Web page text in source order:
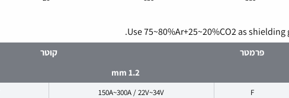
Use 75~80%Ar+25~20%CO2 as shielding
פרמטר
קוטר
1.2 mm
F
150A~300A / 22V~34V